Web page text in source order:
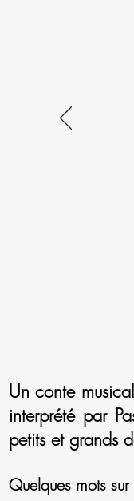
Un conte
interprété par
petits et grands
Quelques mots